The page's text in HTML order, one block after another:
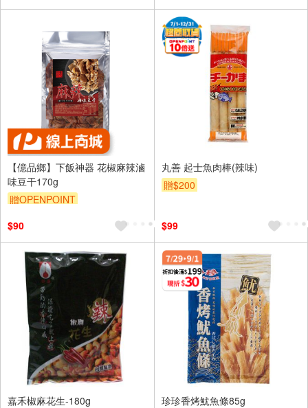
【億品鄉】下飯神器 花椒麻辣滷
味豆干170g
贈OPENPOINT
$90
丸善 起士魚肉棒(辣味)
贈$200
$99
嘉禾椒麻花生-180g
珍珍香烤魷魚條85g